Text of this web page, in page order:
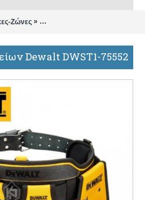
Ζώνες » Ζώνη με θήκη Εργαλείων
Dewalt DWST1-75552